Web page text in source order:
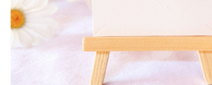
Friends
Fructe